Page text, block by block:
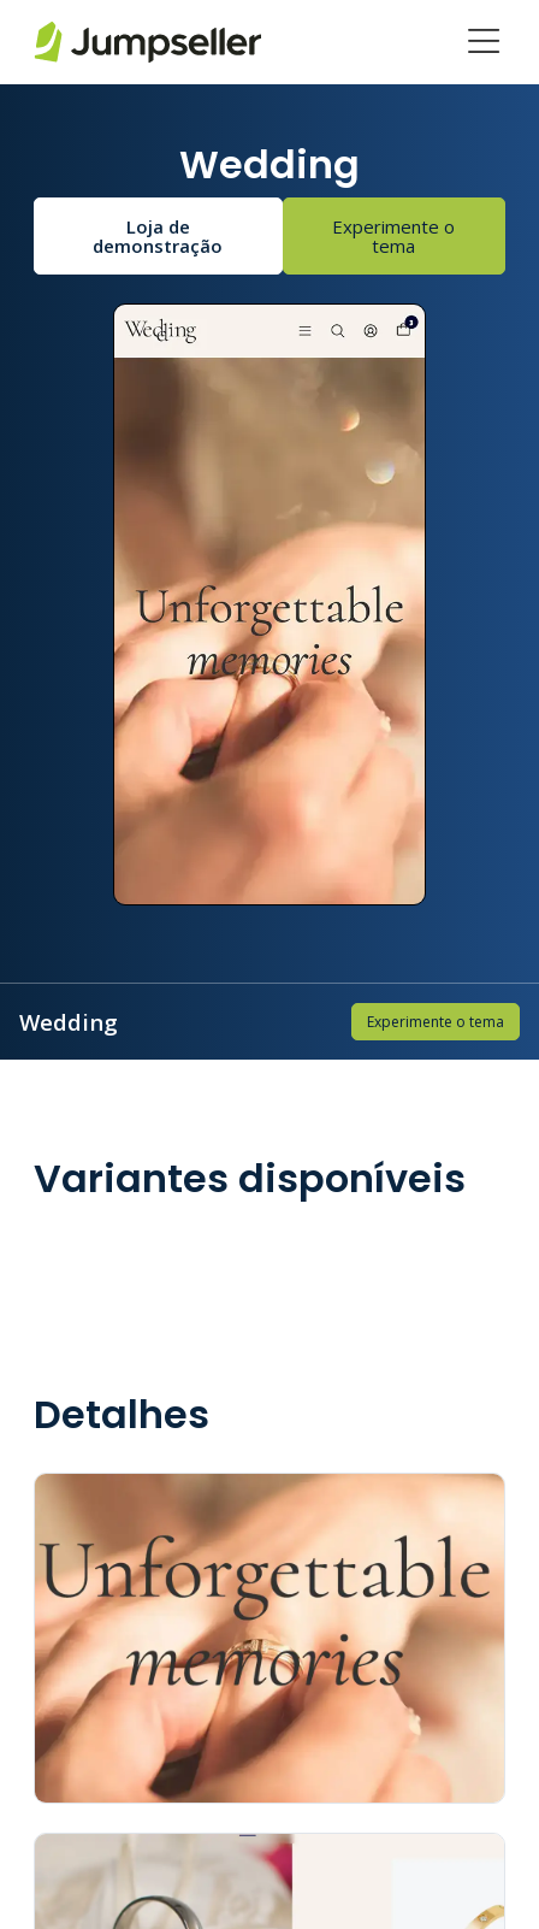
Wedding
Loja de
demonstração
Experimente o
tema
Wedding Experimente o tema
Variantes disponíveis
Detalhes